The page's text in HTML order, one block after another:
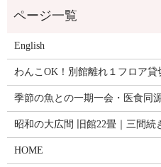
English
わんこOK！別館離れ１フロア貸
季節の魚との一期一会・医食同
昭和の大広間 旧館22畳｜三間続
HOME